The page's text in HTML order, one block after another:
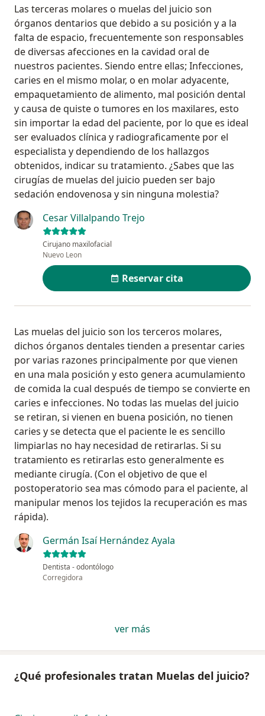
Las terceras molares o muelas del juicio son
órganos dentarios que debido a su posición y a la
falta de espacio, frecuentemente son responsables
de diversas afecciones en la cavidad oral de
nuestros pacientes. Siendo entre ellas; Infecciones,
caries en el mismo molar, o en molar adyacente,
empaquetamiento de alimento, mal posición dental
y causa de quiste o tumores en los maxilares, esto
sin importar la edad del paciente, por lo que es ideal
ser evaluados clínica y radiograficamente por el
especialista y dependiendo de los hallazgos
obtenidos, indicar su tratamiento. ¿Sabes que las
cirugías de muelas del juicio pueden ser bajo
sedación endovenosa y sin ninguna molestia?
Cesar Villalpando Trejo
Cirujano maxilofacial
Nuevo Leon
Reservar cita
Las muelas del juicio son los terceros molares,
dichos órganos dentales tienden a presentar caries
por varias razones principalmente por que vienen
en una mala posición y esto genera acumulamiento
de comida la cual después de tiempo se convierte en
caries e infecciones. No todas las muelas del juicio
se retiran, si vienen en buena posición, no tienen
caries y se detecta que el paciente le es sencillo
limpiarlas no hay necesidad de retirarlas. Si su
tratamiento es retirarlas esto generalmente es
mediante cirugía. (Con el objetivo de que el
postoperatorio sea mas cómodo para el paciente, al
manipular menos los tejidos la recuperación es mas
rápida).
Germán Isaí Hernández Ayala
Dentista - odontólogo
Corregidora
ver más
¿Qué profesionales tratan Muelas del juicio?